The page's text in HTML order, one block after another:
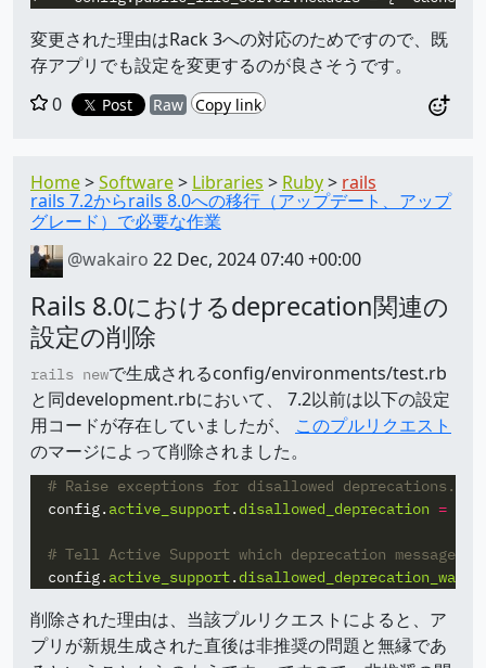
変更された理由はRack 3への対応のためですので、既
存アプリでも設定を変更するのが良さそうです。
0
Post Raw Copy link
Home Software Libraries Ruby rails
rails 7.2からrails 8.0への移行（アップデート、アップ
グレード）で必要な作業
@wakairo 22 Dec, 2024 07:40 +00:00
Rails 8.0におけるdeprecation関連の
設定の削除
rails newで生成されるconfig/environments/test.rb
と同development.rbにおいて、 7.2以前は以下の設定
用コードが存在していましたが、 このプルリクエスト
のマージによって削除されました。
# Raise exceptions for disallowed deprecations.
config. active_support.disallowed_deprecation =
# Tell Active Support which deprecation messages
config. active_support.
削除された理由は、当該プルリクエストによると、ア
プリが新規生成された直後は非推奨の問題と無縁であ